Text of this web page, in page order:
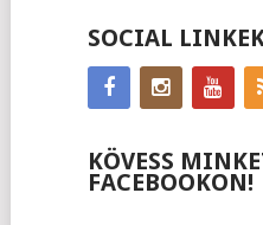
SOCIAL
KÖVESS
FACEBOOKON!